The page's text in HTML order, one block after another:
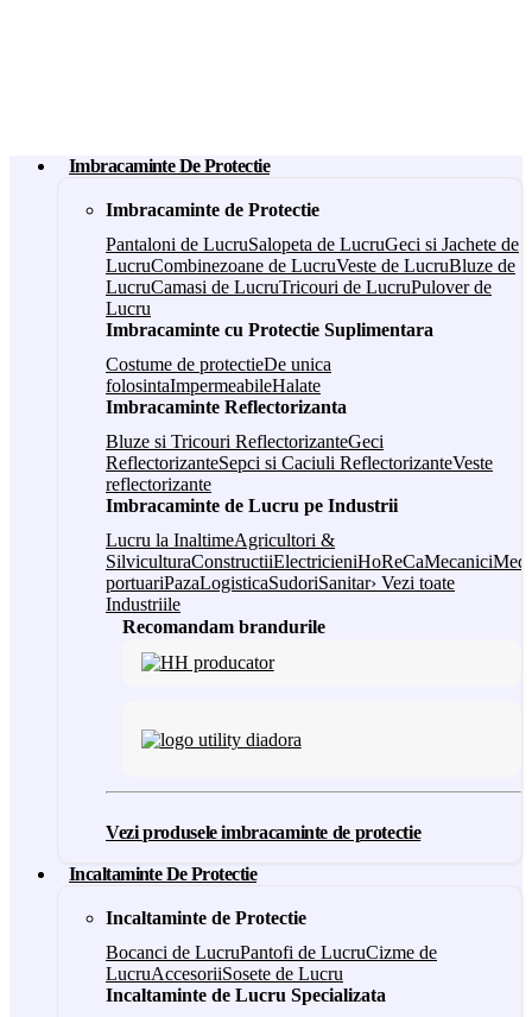
Imbracaminte De Protectie
Imbracaminte de Protectie
Pantaloni de LucruSalopeta de LucruGeci si Jachete de
LucruCombinezoane de LucruVeste de LucruBluze de
LucruCamasi de LucruTricouri de LucruPulover de
Lucru
Imbracaminte cu Protectie Suplimentara
Costume de protectieDe unica
folosintaImpermeabileHalate
Imbracaminte Reflectorizanta
Bluze si Tricouri ReflectorizanteGeci
ReflectorizanteSepci si Caciuli ReflectorizanteVeste
reflectorizante
Imbracaminte de Lucru pe Industrii
Lucru la InaltimeAgricultori &
SilviculturaConstructiiElectricieniHoReCaMecanici
portuariPazaLogisticaSudoriSanitar› Vezi toate
Industriile
Recomandam brandurile
Vezi produsele imbracaminte de protectie
Incaltaminte De Protectie
Incaltaminte de Protectie
Bocanci de LucruPantofi de LucruCizme de
LucruAccesoriiSosete de Lucru
Incaltaminte de Lucru Specializata